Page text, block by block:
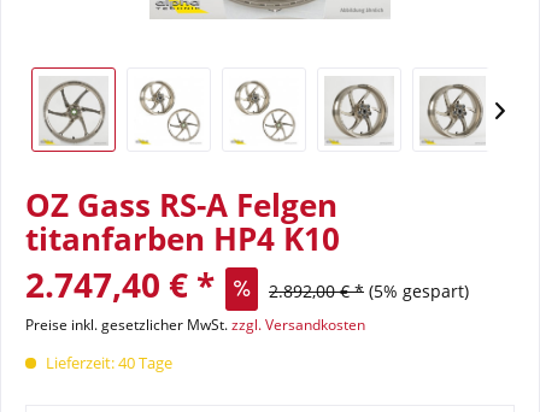
OZ Gass RS-A Felgen
titanfarben HP4 K10
2.747,40 € * 2.892,00 € * (5% gespart)
Preise inkl. gesetzlicher MwSt.zzgl. Versandkosten
Lieferzeit: 40 Tage